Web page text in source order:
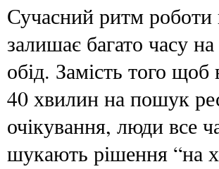
Сучасний ритм роботи
залишає багато часу
обід. Замість того щоб
40 хвилин на пошук
очікування, люди все
шукають рішення “на